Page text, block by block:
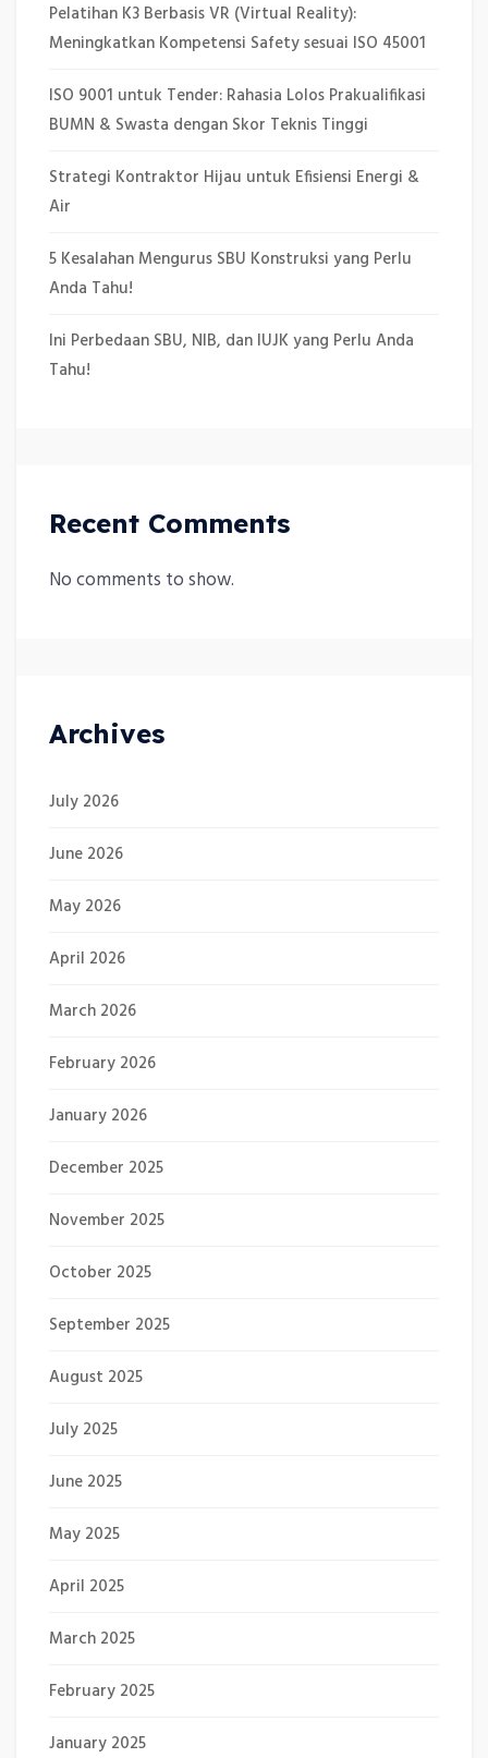
Pelatihan K3 Berbasis VR (Virtual Reality):
Meningkatkan Kompetensi Safety sesuai ISO 45001
ISO 9001 untuk Tender: Rahasia Lolos Prakualifikasi
BUMN & Swasta dengan Skor Teknis Tinggi
Strategi Kontraktor Hijau untuk Efisiensi Energi &
Air
5 Kesalahan Mengurus SBU Konstruksi yang Perlu
Anda Tahu!
Ini Perbedaan SBU, NIB, dan IUJK yang Perlu Anda
Tahu!
Recent Comments
No comments to show.
Archives
July 2026
June 2026
May 2026
April 2026
March 2026
February 2026
January 2026
December 2025
November 2025
October 2025
September 2025
August 2025
July 2025
June 2025
May 2025
April 2025
March 2025
February 2025
January 2025